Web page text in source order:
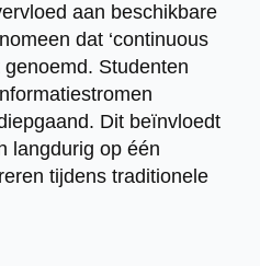
aan beschikbare
dat ‘continuous
genoemd. Studenten
Dit beïnvloedt
langdurig op één
tijdens traditionele